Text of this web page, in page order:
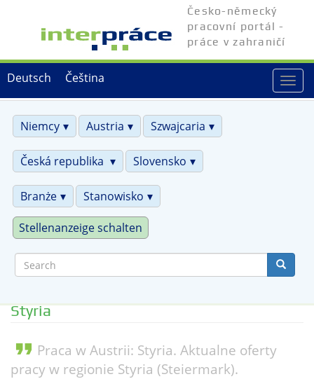
Čeština
Deutsch
Česko-německý
pracovní portál -
práce v zahraničí
Niemcy
Austria Szwajcaria
Česká republika Slovensko
Branże Stanowisko
Stellenanzeige schalten
Styria
format_quote Praca w Austrii: Styria. Aktualne oferty
pracy w regionie Styria (Steiermark).